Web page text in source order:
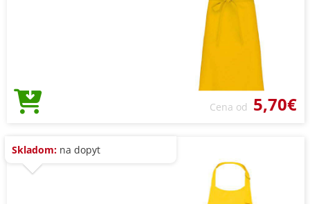
Cena od 5,70€
Skladom: na dopyt